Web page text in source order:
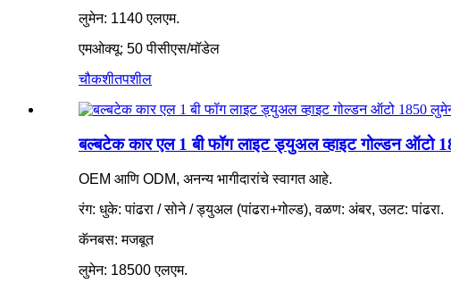
लुमेन: 1140 एलएम.
एमओक्यू: 50 पीसीएस/मॉडेल
चौकशीतपशील
बल्बटेक कार एल 1 बी फॉग लाइट ड्युअल व्हाइट गोल्डन ऑटो
OEM आणि ODM, अनन्य भागीदारांचे स्वागत आहे.
रंग: धुके: पांढरा / सोने / ड्युअल (पांढरा+गोल्ड), वळण: अंबर, उलट: पांढरा.
कॅनबस: मजबूत
लुमेन: 18500 एलएम.